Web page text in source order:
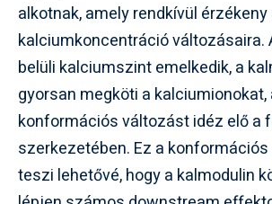
alkotnak, amely rendkívül érzékeny
kalciumkoncentráció változásaira.
belüli kalciumszint emelkedik, a
gyorsan megköti a
konformációs változást idéz elő a
szerkezetében. Ez a
teszi lehetővé, hogy a kalmodulin